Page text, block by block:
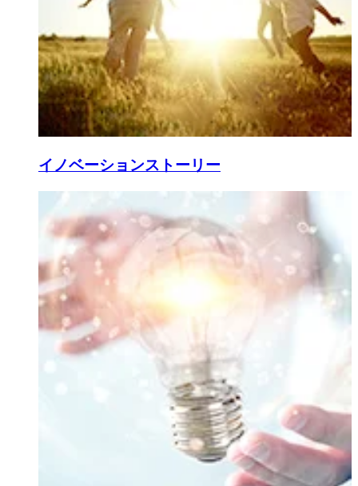
イノベーションストーリー